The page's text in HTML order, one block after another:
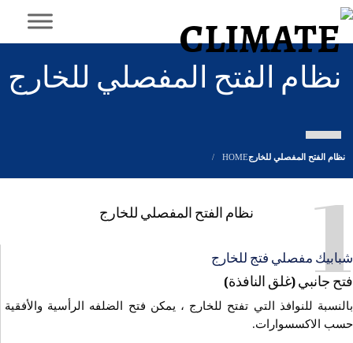
نظام الفتح المفصلي للخارج
HOMEنظام الفتح المفصلي للخارج
نظام الفتح المفصلي للخارج 1
شبابيك مفصلي فتج للخارج
فتح جانبي (غلق النافذة)
بالنسبة للنوافذ التي تفتح للخارج ، يمكن فتح الضلفه الرأسية والأفقية
حسب الاكسسوارات.